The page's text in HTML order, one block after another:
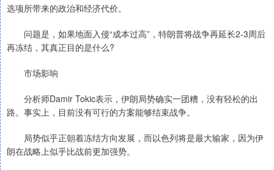
选项所带来的政治和经济代价。
问题是，如果地面入侵“成本过高”，特朗普将战争再延长2-3周后
再冻结，其真正目的是什么?
市场影响
分析师Damir Tokic表示，伊朗局势确实一团糟，没有轻松的出
路。事实上，目前没有可行的方案能够结束战争。
局势似乎正朝着冻结方向发展，而以色列将是最大输家，因为伊
朗在战略上似乎比战前更加强势。